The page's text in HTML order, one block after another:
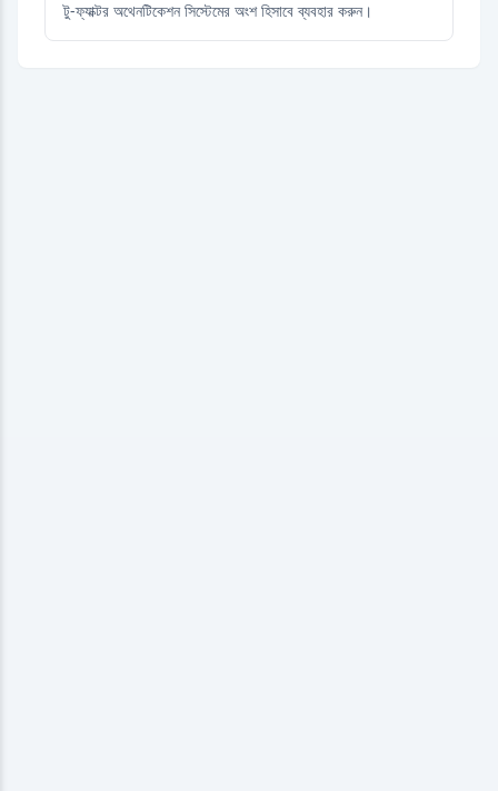
টু-ফ্যাক্টর অথেনটিকেশন সিস্টেমের অংশ হিসাবে ব্যবহার করুন।